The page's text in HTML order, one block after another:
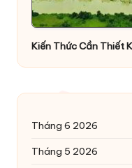
Kiến Thức Cần Thiết
Tháng 6 2026
Tháng 5 2026